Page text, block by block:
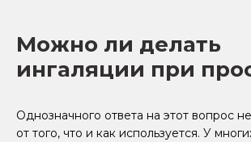
Можно ли делать
ингаляции при
Однозначного ответа на этот вопрос
от того, что и как используется. У